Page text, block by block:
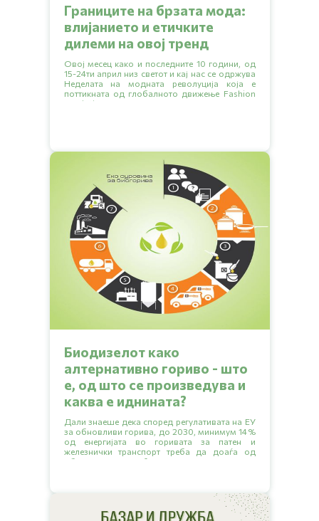
Границите на брзата мода:
влијанието и етичките
дилеми на овој тренд
Овој месец како и последните 10 години, од
15-24ти април низ светот и кај нас се одржува
Неделата на модната револуција која е
поттикната од глобалното движење Fashion
revolution или Модна револуција.
Биодизелот како
алтернативно гориво - што
е, од што се произведува и
каква е иднината?
Дали знаеше дека според регулативата на ЕУ
за обновливи горива, до 2030, минимум 14%
од енергијата во горивата за патен и
железнички транспорт треба да доаѓа од
обновливи извори? Прочитај ја статијата да